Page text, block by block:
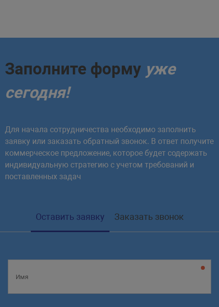
Заполните форму уже
сегодня!
Для начала сотрудничества необходимо заполнить
заявку или заказать обратный звонок. В ответ получите
коммерческое предложение, которое будет содержать
индивидуальную стратегию с учетом требований и
поставленных задач
Оставить заявку Заказать звонок